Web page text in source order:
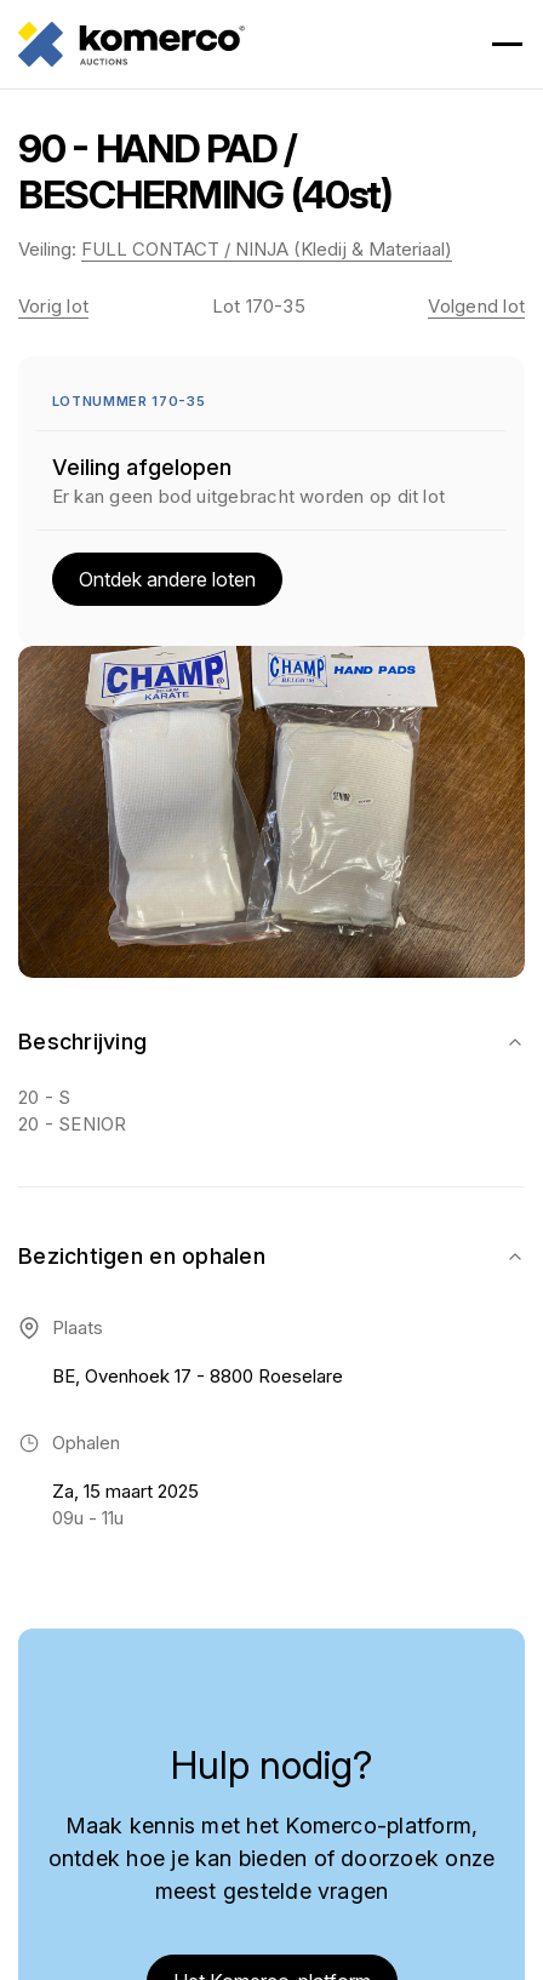
90 - HAND PAD /
BESCHERMING (40st)
Veiling: FULL CONTACT / NINJA (Kledij & Materiaal)
Beschrijving
20 - S
20 - SENIOR
Bezichtigen en ophalen
Plaats
BE, Ovenhoek 17 - 8800 Roeselare
Ophalen
Za, 15 maart 2025
09u - 11u
Vorig lot Lot 170-35 Volgend lot
LOTNUMMER 170-35
Veiling afgelopen
Er kan geen bod uitgebracht worden op dit lot
Ontdek andere loten
Hulp nodig?
Maak kennis met het Komerco-platform,
ontdek hoe je kan bieden of doorzoek onze
meest gestelde vragen